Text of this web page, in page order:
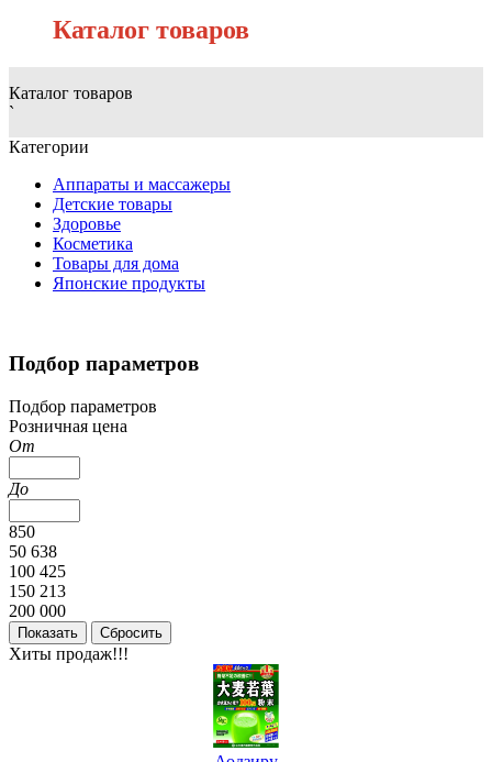
Каталог товаров
Каталог товаров
`
Категории
Аппараты и массажеры
Детские товары
Здоровье
Косметика
Товары для дома
Японские продукты
Подбор параметров
Подбор параметров
Розничная цена
От
До
850
50 638
100 425
150 213
200 000
Хиты продаж!!!